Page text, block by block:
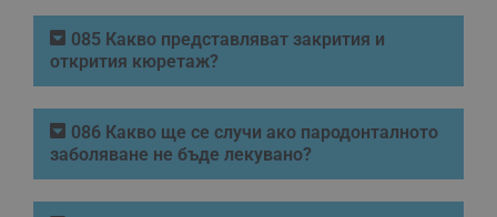
085 Какво представляват закрития и
открития кюретаж?
086 Какво ще се случи ако пародонталното
заболяване не бъде лекувано?